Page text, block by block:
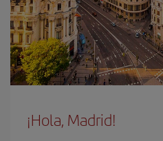
¡Hola, Madrid!